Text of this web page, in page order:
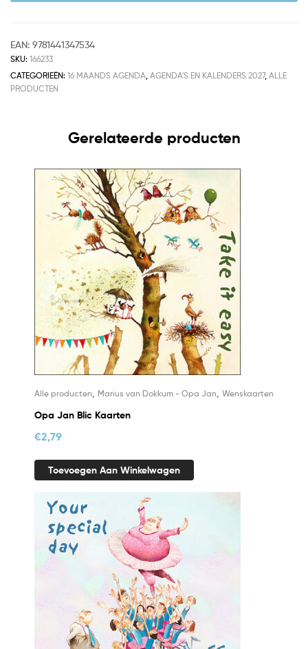
EAN: 9781441347534
SKU: 166233
CATEGORIEËN: 16 MAANDS AGENDA, AGENDA'S EN KALENDERS 2027, ALLE
PRODUCTEN
Gerelateerde producten
Alle producten Marius van Dokkum - Opa Jan Wenskaarten
Opa Jan Blic Kaarten
€2,79
Toevoegen Aan Winkelwagen